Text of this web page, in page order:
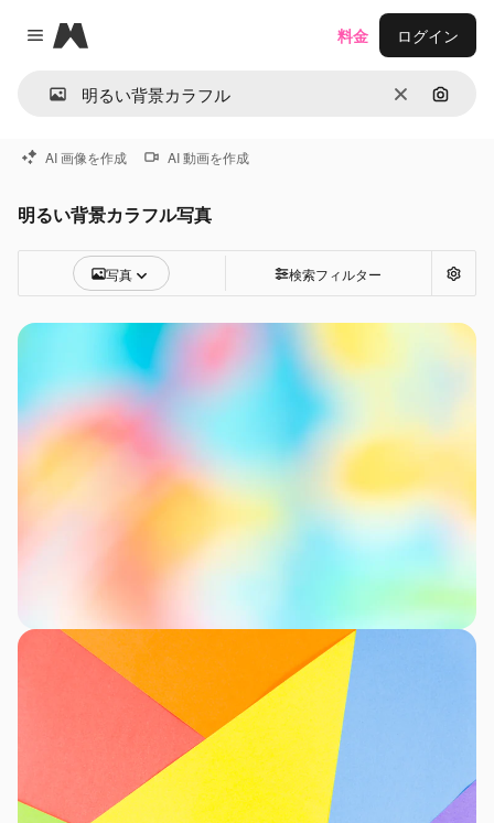
Close menu
Magnific
消去 画像で
料金 ログイン
AI 画像を作成 AI 動画を作成
明るい背景カラフル写真
写真 検索フィルター